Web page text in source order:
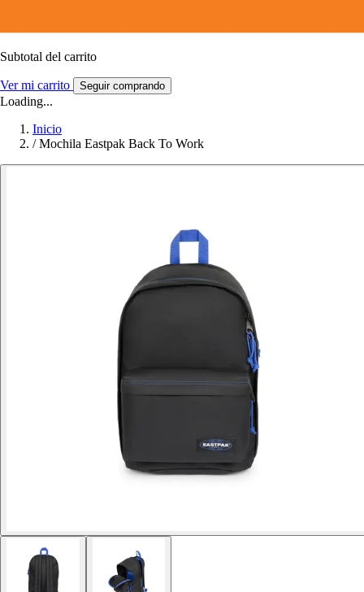
Subtotal del carrito
Ver mi carrito Seguir comprando
Loading...
Inicio
/ Mochila Eastpak Back To Work